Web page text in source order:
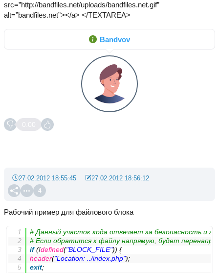
src=”http://bandfiles.net/uploads/bandfiles.net.gif”
alt=”bandfiles.net”></a> </TEXTAREA>
Bandvov
0.00
4
27.02.2012 18:55:45 27.02.2012 18:56:12
Рабочий пример для файлового блока
# Данный участок кода отвечает за безопасность и
# Если обратится к файлу напрямую, будет
if (!defined("BLOCK_FILE")) {
header("Location: ../index.php");
exit;